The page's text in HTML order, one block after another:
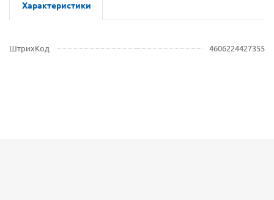
Характеристики
ШтрихКод 4606224427355